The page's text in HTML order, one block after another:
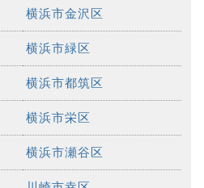
横浜市金沢区
横浜市緑区
横浜市都筑区
横浜市栄区
横浜市瀬谷区